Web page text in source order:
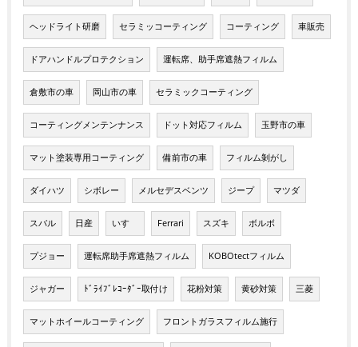
ヘッドライト研磨 セラミッコーティング コーティング 車販売
ドアハンドルプロテクション 運転席、助手席遮熱フィルム
倉敷市の車 岡山市の車 セラミックコーティング
コーティングメンテンナンス ドット対応フィルム 玉野市の車
マット塗装専用コーティング 備前市の車 フィルム剝がし
ダイハツ シボレー メルセデスベンツ ジープ マツダ
スバル 日産 いすゞ Ferrari スズキ ボルボ
プジョー 運転席助手席遮熱フィルム KOBOtectフィルム
ジャガー ﾄﾞﾗｲﾌﾞﾚｺｰﾀﾞｰ取付け 花粉対策 黄砂対策 三菱
マットホイールコーティング フロントガラスフィルム施行